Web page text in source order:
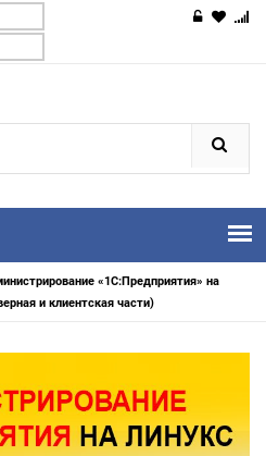
«1С:Предприятия» на
и клиентская части)